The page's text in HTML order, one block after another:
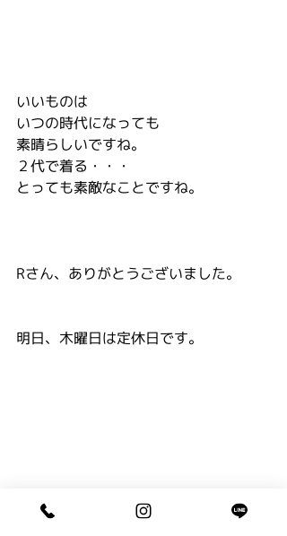
いいものは
いつの時代になっても
素晴らしいですね。
２代で着る・・・
とっても素敵なことですね。
Rさん、ありがとうございました。
明日、木曜日は定休日です。